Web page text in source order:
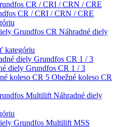
CR / CRI / CRN / CRE
Náhradné diely
kategóriu
diely Grundfos CR 1 / 3
Obežné koleso CR
Náhradné diely